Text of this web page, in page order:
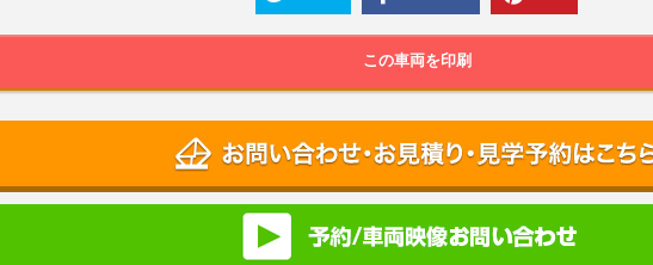
この車両を印刷